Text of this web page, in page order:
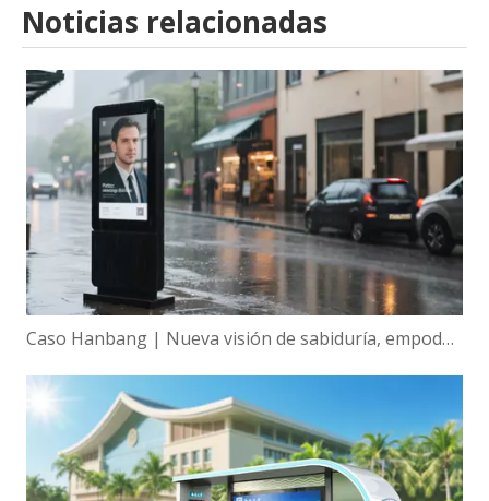
Noticias relacionadas
Caso Hanbang | Nueva visión de sabiduría, empoderamiento global de la tecnología de visualización inteligente de Hanbang